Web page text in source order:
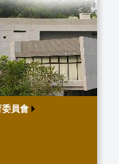
員會